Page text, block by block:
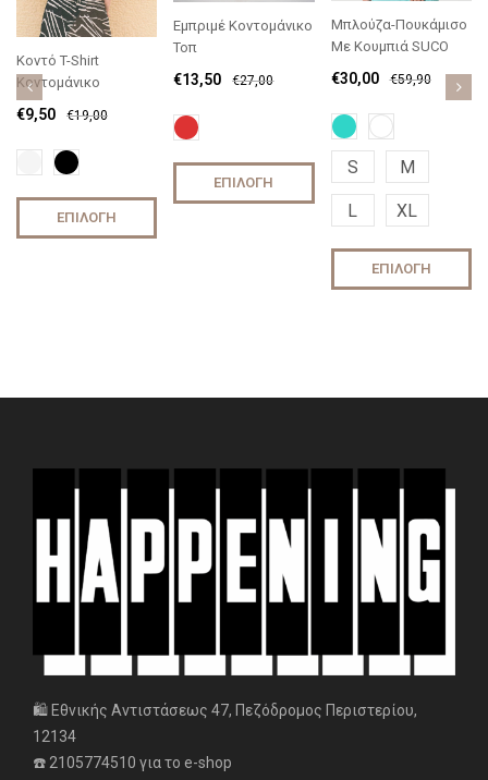
Κοντό T-Shirt
Κοντομάνικο
€19,00
€9,50
ΕΠΙΛΟΓΉ
Εμπριμέ Κοντομάνικο
Τοπ
€27,00
€13,50
ΕΠΙΛΟΓΉ
Μπλούζα-Πουκάμισο
Με Κουμπιά SUCO
€59,90
€30,00
S M
L XL
ΕΠΙΛΟΓΉ
🛍️ Εθνικής Αντιστάσεως 47, Πεζόδρομος Περιστερίου,
12134
☎️ 2105774510 για το e-shop